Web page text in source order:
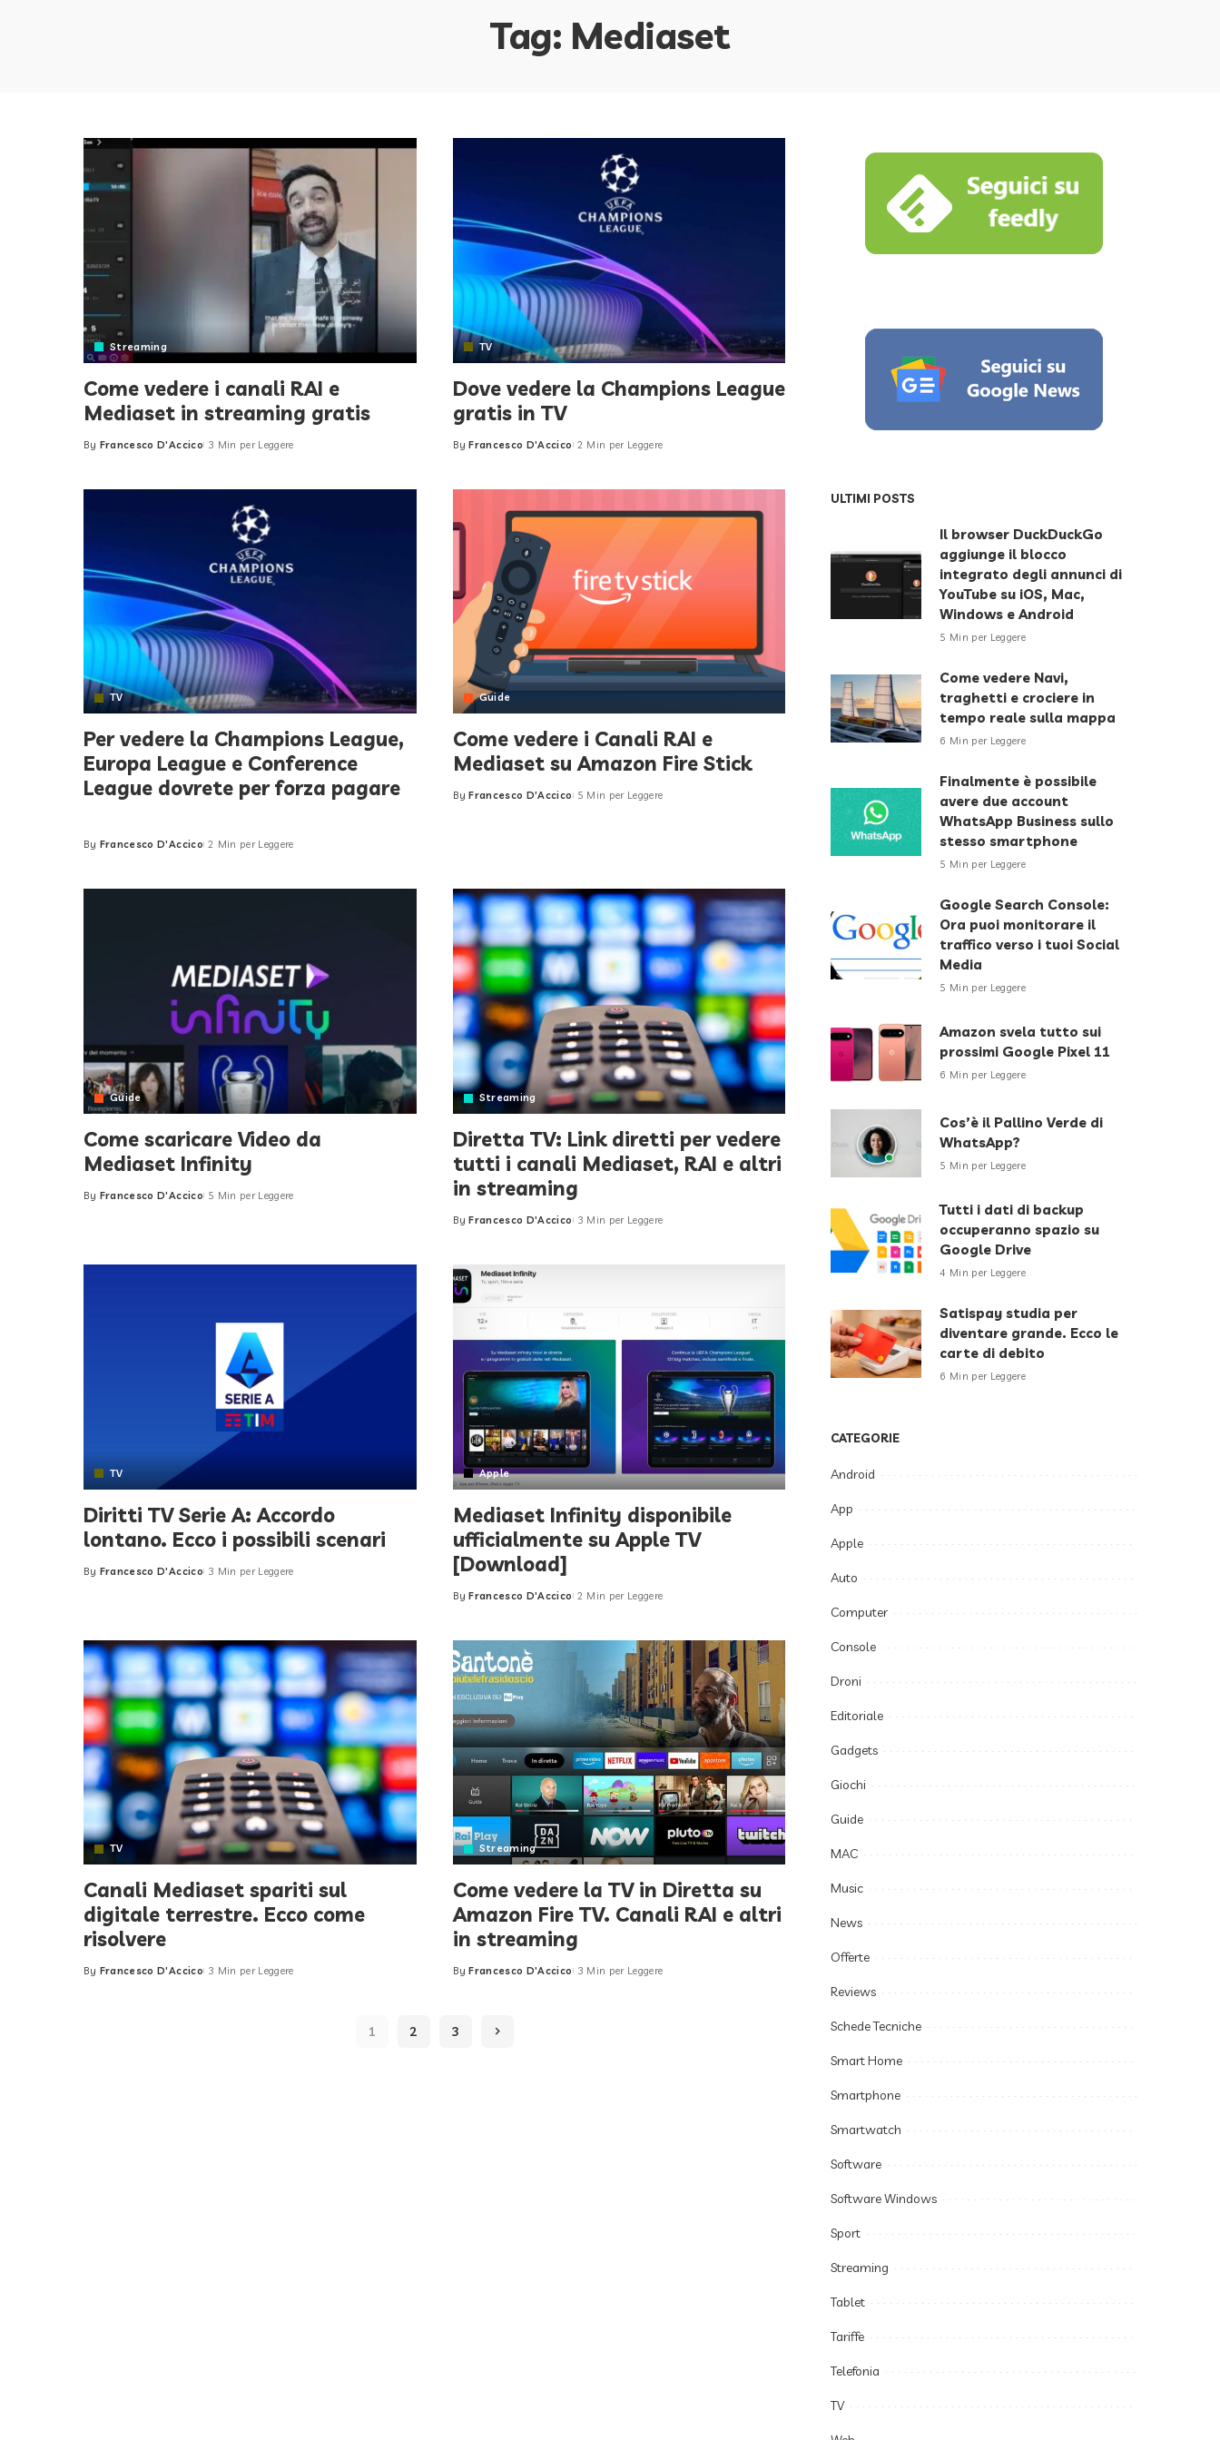
Tag: Mediaset
Streaming
Come vedere i canali RAI e
Mediaset in streaming gratis
Posted
By Francesco D'Accico 3 Min per Leggere
TV
Dove vedere la Champions League
gratis in TV
Posted
By Francesco D'Accico 2 Min per Leggere
TV
Per vedere la Champions League,
Europa League e Conference
League dovrete per forza pagare
Posted
By Francesco D'Accico 2 Min per Leggere
Guide
Come vedere i Canali RAI e
Mediaset su Amazon Fire Stick
Posted
By Francesco D'Accico 5 Min per Leggere
Guide
Come scaricare Video da
Mediaset Infinity
Posted
By Francesco D'Accico 5 Min per Leggere
Streaming
Diretta TV: Link diretti per vedere
tutti i canali Mediaset, RAI e altri
in streaming
Posted
By Francesco D'Accico 3 Min per Leggere
TV
Diritti TV Serie A: Accordo
lontano. Ecco i possibili scenari
Posted
By Francesco D'Accico 3 Min per Leggere
Apple
Mediaset Infinity disponibile
ufficialmente su Apple TV
[Download]
Posted
By Francesco D'Accico 2 Min per Leggere
TV
Canali Mediaset spariti sul
digitale terrestre. Ecco come
risolvere
Posted
By Francesco D'Accico 3 Min per Leggere
Streaming
Come vedere la TV in Diretta su
Amazon Fire TV. Canali RAI e altri
in streaming
Posted
By Francesco D'Accico 3 Min per Leggere
1 2 3
ULTIMI POSTS
Il browser DuckDuckGo
aggiunge il blocco
integrato degli annunci di
YouTube su iOS, Mac,
Windows e Android
5 Min per Leggere
Come vedere Navi,
traghetti e crociere in
tempo reale sulla mappa
6 Min per Leggere
Finalmente è possibile
avere due account
WhatsApp Business sullo
stesso smartphone
5 Min per Leggere
Google Search Console:
Ora puoi monitorare il
traffico verso i tuoi Social
Media
5 Min per Leggere
Amazon svela tutto sui
prossimi Google Pixel 11
6 Min per Leggere
Cos’è il Pallino Verde di
WhatsApp?
5 Min per Leggere
Tutti i dati di backup
occuperanno spazio su
Google Drive
4 Min per Leggere
Satispay studia per
diventare grande. Ecco le
carte di debito
6 Min per Leggere
CATEGORIE
Android
App
Apple
Auto
Computer
Console
Droni
Editoriale
Gadgets
Giochi
Guide
MAC
Music
News
Offerte
Reviews
Schede Tecniche
Smart Home
Smartphone
Smartwatch
Software
Software Windows
Sport
Streaming
Tablet
Tariffe
Telefonia
TV